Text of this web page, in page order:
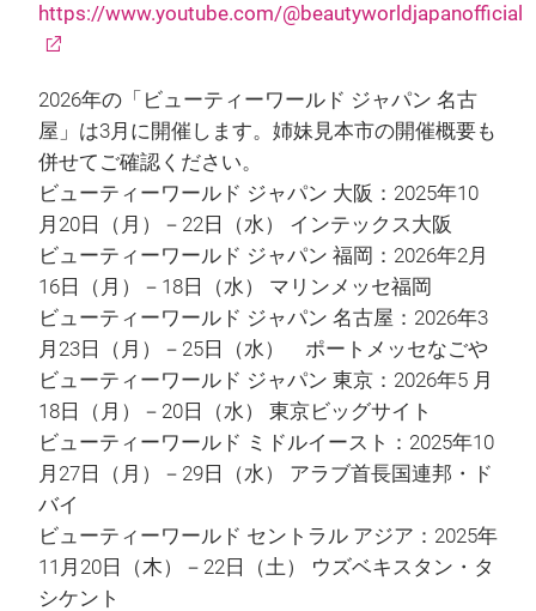
https://www.youtube.com/@beautyworldjapanofficial
2026年の「ビューティーワールド ジャパン 名古
屋」は3月に開催します。姉妹見本市の開催概要も
併せてご確認ください。
ビューティーワールド ジャパン 大阪：2025年10
月20日（月）－22日（水） インテックス大阪
ビューティーワールド ジャパン 福岡：2026年2月
16日（月）－18日（水） マリンメッセ福岡
ビューティーワールド ジャパン 名古屋：2026年3
月23日（月）－25日（水） ポートメッセなごや
ビューティーワールド ジャパン 東京：2026年5 月
18日（月）－20日（水） 東京ビッグサイト
ビューティーワールド ミドルイースト：2025年10
月27日（月）－29日（水） アラブ首長国連邦・ド
バイ
ビューティーワールド セントラル アジア：2025年
11月20日（木）－22日（土） ウズベキスタン・タ
シケント